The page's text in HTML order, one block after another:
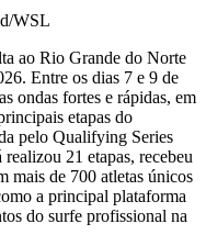
WSL
ao Rio Grande do Norte
Entre os dias 7 e 9 de
ondas fortes e rápidas, em
etapas do
pelo Qualifying Series
21 etapas, recebeu
mais de 700 atletas únicos
a principal plataforma
do surfe profissional na